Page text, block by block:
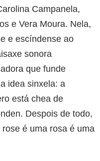
Campanela,
e Vera Moura. Nela,
e escíndense ao
sonora
que funde
idea sinxela: a
está chea de
Despois de todo,
rose é uma rosa é uma